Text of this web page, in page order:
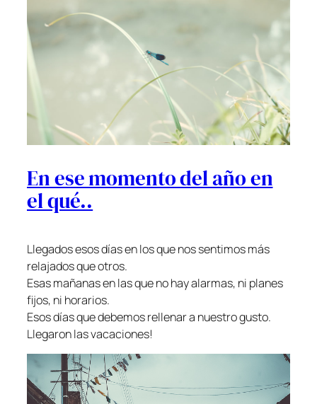
En ese momento del año en
el qué..
Llegados esos días en los que nos sentimos más
relajados que otros.
Esas mañanas en las que no hay alarmas, ni planes
fijos, ni horarios.
Esos días que debemos rellenar a nuestro gusto.
Llegaron las vacaciones!